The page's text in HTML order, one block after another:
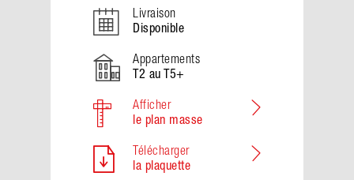
Livraison
Disponible
Appartements
T2 au T5+
Afficher
le plan masse
Télécharger
la plaquette